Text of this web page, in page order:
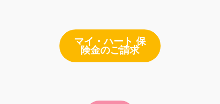
マイ・ハート 保
険金のご請求